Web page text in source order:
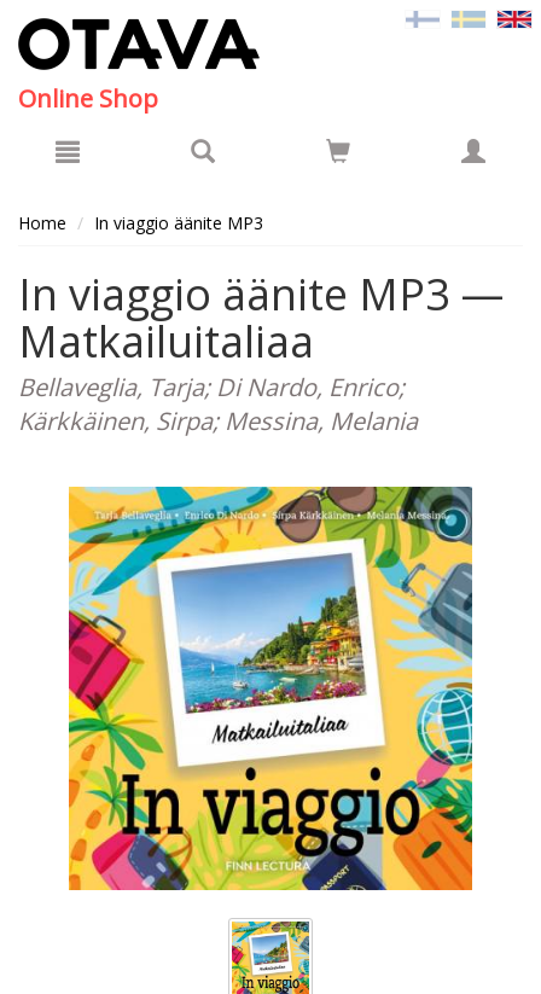
Online Shop
Home In viaggio äänite MP3
In viaggio äänite MP3 —
Matkailuitaliaa
Bellaveglia, Tarja; Di Nardo, Enrico;
Kärkkäinen, Sirpa; Messina, Melania